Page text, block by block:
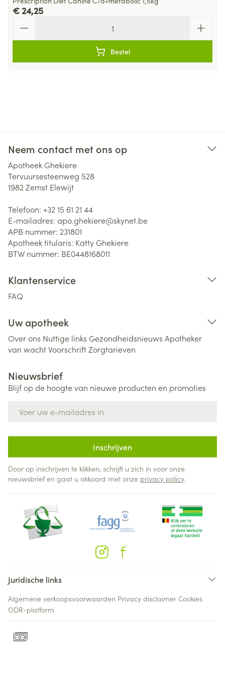
€ 24,25
Bestel
Neem contact met ons op
Apotheek Ghekiere
Tervuursesteenweg 528
1982 Zemst Elewijt
Telefoon: +32 15 61 21 44
E-mailadres: apo.ghekiere@skynet.be
APB nummer: 231801
Apotheek titularis: Katty Ghekiere
BTW nummer: BE0448168011
Klantenservice
FAQ
Uw apotheek
Over ons Nuttige links Gezondheidsnieuws Apotheker
van wachtVoorschriftZorgtarieven
Nieuwsbrief
Blijf op de hoogte van nieuwe producten en promoties
Inschrijven
Door op inschrijven te klikken, schrijft u zich in voor onze
nieuwsbrief en gaat u akkoord met onze privacy policy.
Juridische links
Algemene verkoopsvoorwaarden Privacy disclaimer Cookies
ODR-platform